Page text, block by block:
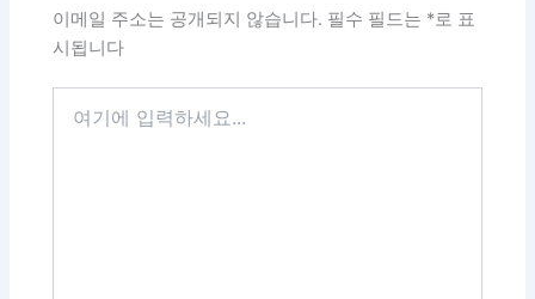
이메일 주소는 공개되지 않습니다. 필수 필드는 *로 표
시됩니다